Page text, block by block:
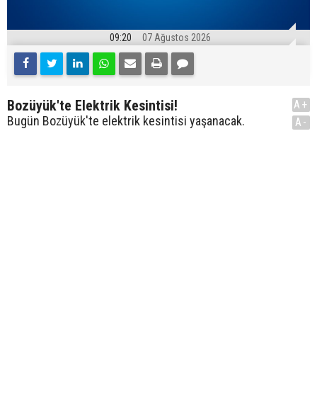
09:20 07 Ağustos 2026
Bozüyük'te Elektrik Kesintisi!
Bugün Bozüyük'te elektrik kesintisi yaşanacak.
A+
A-